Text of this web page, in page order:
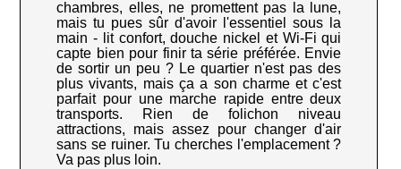
chambres, elles, ne promettent pas la lune,
mais tu pues sûr d'avoir l'essentiel sous la
main - lit confort, douche nickel et Wi-Fi qui
capte bien pour finir ta série préférée. Envie
de sortir un peu ? Le quartier n'est pas des
plus vivants, mais ça a son charme et c'est
parfait pour une marche rapide entre deux
transports. Rien de folichon niveau
attractions, mais assez pour changer d'air
sans se ruiner. Tu cherches l'emplacement ?
Va pas plus loin.